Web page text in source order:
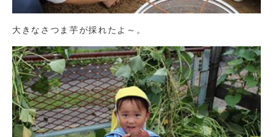
大きなさつま芋が採れたよ～。